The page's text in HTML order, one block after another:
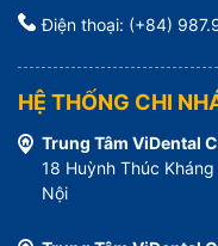
Điện thoại: (+84)
HỆ THỐNG CHI
Trung Tâm ViDental
18 Huỳnh Thúc
Nội